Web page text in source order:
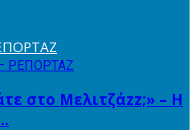
ΡΕΠΟΡΤΑΖ
στο Μελιτζάzz;» – Η